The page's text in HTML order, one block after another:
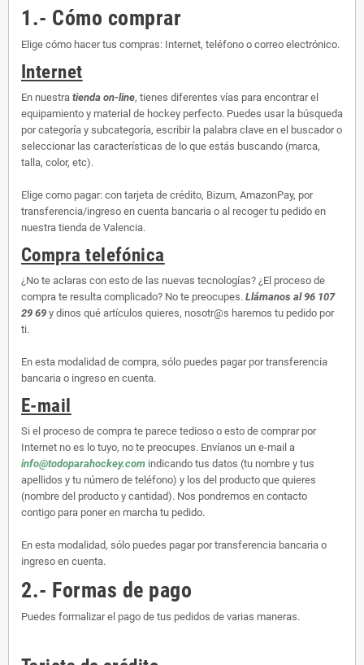
1.- Cómo comprar
Elige cómo hacer tus compras: Internet, teléfono o correo electrónico.
Internet
En nuestra tienda on-line, tienes diferentes vías para encontrar el
equipamiento y material de hockey perfecto. Puedes usar la búsqueda
por categoría y subcategoría, escribir la palabra clave en el buscador o
seleccionar las características de lo que estás buscando (marca,
talla, color, etc).
Elige como pagar: con tarjeta de crédito, Bizum, AmazonPay, por
transferencia/ingreso en cuenta bancaria o al recoger tu pedido en
nuestra tienda de Valencia.
Compra telefónica
¿No te aclaras con esto de las nuevas tecnologías? ¿El proceso de
compra te resulta complicado? No te preocupes. Llámanos al 96 107
29 69 y dinos qué artículos quieres, nosotr@s haremos tu pedido por
ti.
En esta modalidad de compra, sólo puedes pagar por transferencia
bancaria o ingreso en cuenta.
E-mail
Si el proceso de compra te parece tedioso o esto de comprar por
Internet no es lo tuyo, no te preocupes. Envíanos un e-mail a
info@todoparahockey.com indicando tus datos (tu nombre y tus
apellidos y tu número de teléfono) y los del producto que quieres
(nombre del producto y cantidad). Nos pondremos en contacto
contigo para poner en marcha tu pedido.
En esta modalidad, sólo puedes pagar por transferencia bancaria o
ingreso en cuenta.
2.- Formas de pago
Puedes formalizar el pago de tus pedidos de varias maneras.